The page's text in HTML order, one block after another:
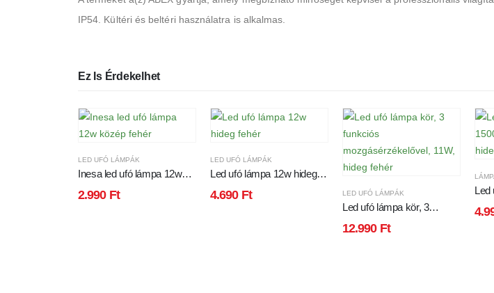
IP54. Kültéri és beltéri használatra is alkalmas.
Ez Is Érdekelhet
LED UFÓ LÁMPÁK
Inesa led ufó lámpa 12w
2.990 Ft
LED UFÓ LÁMPÁK
Led ufó lámpa 12w hideg
4.690 Ft LED UFÓ LÁMPÁK
Led ufó lámpa kör, 3
mozgásérzékelővel, 11W,
12.990 Ft
Led